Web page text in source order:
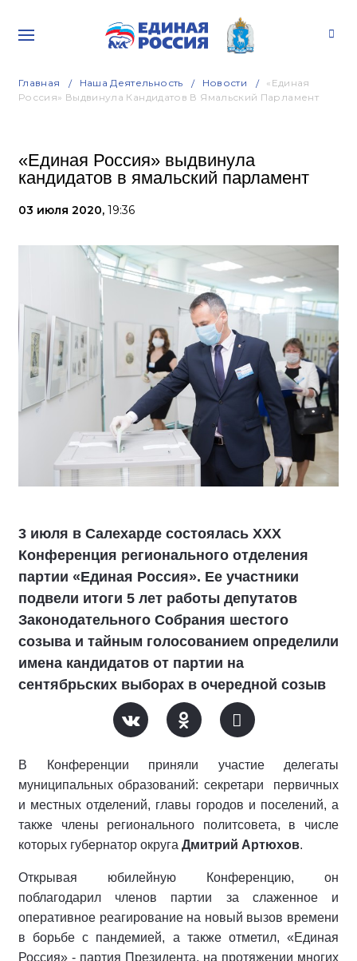
Главная Наша Деятельность Новости
«Единая
Россия» Выдвинула Кандидатов В Ямальский Парламент
«Единая Россия» выдвинула
кандидатов в ямальский парламент
03 июля 2020, 19:36
3 июля в Салехарде состоялась XXX
Конференция регионального отделения
партии «Единая Россия». Ее участники
подвели итоги 5 лет работы депутатов
Законодательного Собрания шестого
созыва и тайным голосованием определили
имена кандидатов от партии на
сентябрьских выборах в очередной созыв
В Конференции приняли участие делегаты
муниципальных образований: секретари первичных
и местных отделений, главы городов и поселений, а
также члены регионального политсовета, в числе
которых губернатор округа Дмитрий Артюхов.
Открывая юбилейную Конференцию, он
поблагодарил членов партии за слаженное и
оперативное реагирование на новый вызов времени
в борьбе с пандемией, а также отметил, «Единая
Россия» - партия Президента, на протяжении многих